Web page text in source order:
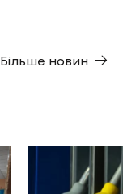
Більше новин